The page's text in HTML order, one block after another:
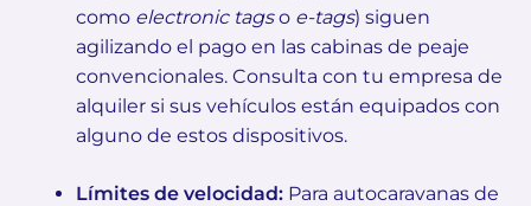
como electronic tagso e-tags) siguen
agilizando el pago en las cabinas de peaje
convencionales. Consulta con tu empresa de
alquiler si sus vehículos están equipados con
alguno de estos dispositivos.
Límites de velocidad: Para autocaravanas de